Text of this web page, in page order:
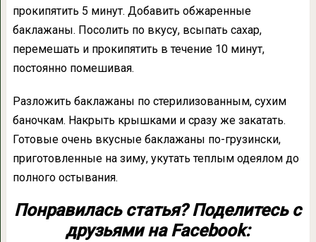
прокипятить 5 минут. Добавить обжаренные
баклажаны. Посолить по вкусу, всыпать сахар,
перемешать и прокипятить в течение 10 минут,
постоянно помешивая.
Разложить баклажаны по стерилизованным, сухим
баночкам. Накрыть крышками и сразу же закатать.
Готовые очень вкусные баклажаны по-грузински,
приготовленные на зиму, укутать теплым одеялом до
полного остывания.
Понравилась статья? Поделитесь с
друзьями на Facebook: